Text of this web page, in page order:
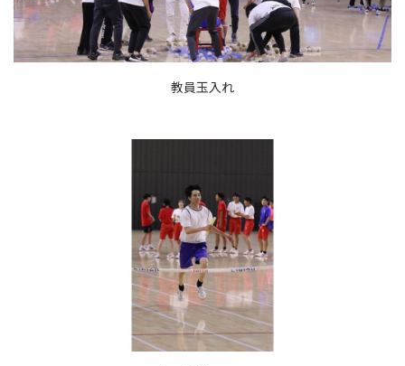
教員玉入れ